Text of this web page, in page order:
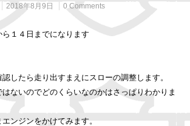
2018年8月9日 0 Comments
１４日までになります
したら走り出すまえにスローの調整します。
ないのでどのくらいなのかはさっぱりわかりま
ンジンをかけてみます。